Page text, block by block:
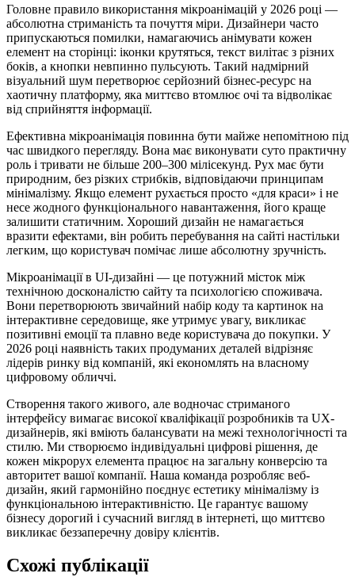
Головне правило використання мікроанімацій у 2026 році —
абсолютна стриманість та почуття міри. Дизайнери часто
припускаються помилки, намагаючись анімувати кожен
елемент на сторінці: іконки крутяться, текст вилітає з різних
боків, а кнопки невпинно пульсують. Такий надмірний
візуальний шум перетворює серйозний бізнес-ресурс на
хаотичну платформу, яка миттєво втомлює очі та відволікає
від сприйняття інформації.
Ефективна мікроанімація повинна бути майже непомітною під
час швидкого перегляду. Вона має виконувати суто практичну
роль і тривати не більше 200–300 мілісекунд. Рух має бути
природним, без різких стрибків, відповідаючи принципам
мінімалізму. Якщо елемент рухається просто «для краси» і не
несе жодного функціонального навантаження, його краще
залишити статичним. Хороший дизайн не намагається
вразити ефектами, він робить перебування на сайті настільки
легким, що користувач помічає лише абсолютну зручність.
Мікроанімації в UI-дизайні — це потужний місток між
технічною досконалістю сайту та психологією споживача.
Вони перетворюють звичайний набір коду та картинок на
інтерактивне середовище, яке утримує увагу, викликає
позитивні емоції та плавно веде користувача до покупки. У
2026 році наявність таких продуманих деталей відрізняє
лідерів ринку від компаній, які економлять на власному
цифровому обличчі.
Створення такого живого, але водночас стриманого
інтерфейсу вимагає високої кваліфікації розробників та UX-
дизайнерів, які вміють балансувати на межі технологічності та
стилю. Ми створюємо індивідуальні цифрові рішення, де
кожен мікрорух елемента працює на загальну конверсію та
авторитет вашої компанії. Наша команда розробляє веб-
дизайн, який гармонійно поєднує естетику мінімалізму із
функціональною інтерактивністю. Це гарантує вашому
бізнесу дорогий і сучасний вигляд в інтернеті, що миттєво
викликає беззаперечну довіру клієнтів.
Схожі публікації